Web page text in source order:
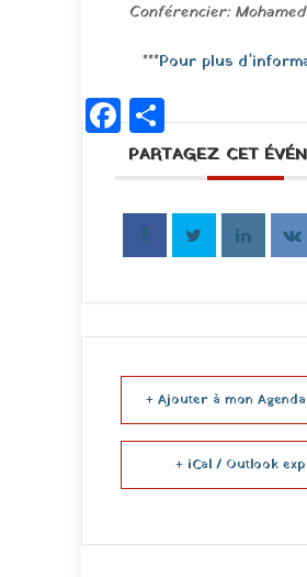
Conférencier:
***Pour plus
Facebook
PARTAGEZ CET
+ Ajouter à mon
+ iCal / Outlook